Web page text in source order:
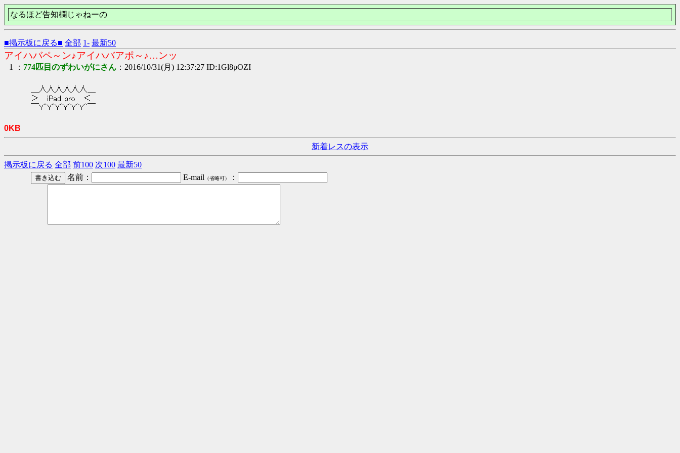
なるほど告知欄じゃねーの
■掲示板に戻る■ 全部 1- 最新50
アイハバペ～ン♪アイハバアポ～♪…ンッ
1 ： 774匹目のずわいがにさん ：2016/10/31(月) 12:37:27 ID:1Gl8pOZI
＿人人人人人人＿
＞ iPad pro ＜
￣Y^Y^Y^Y^Y^Y^￣
0KB
新着レスの表示
掲示板に戻る 全部 前100 次100 最新50
名前：
E-mail （省略可） ：